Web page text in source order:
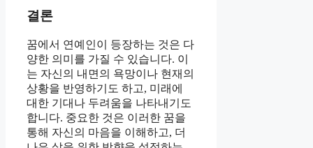
결론
꿈에서 연예인이 등장하는 것은 다
양한 의미를 가질 수 있습니다. 이
는 자신의 내면의 욕망이나 현재의
상황을 반영하기도 하고, 미래에
대한 기대나 두려움을 나타내기도
합니다. 중요한 것은 이러한 꿈을
통해 자신의 마음을 이해하고, 더